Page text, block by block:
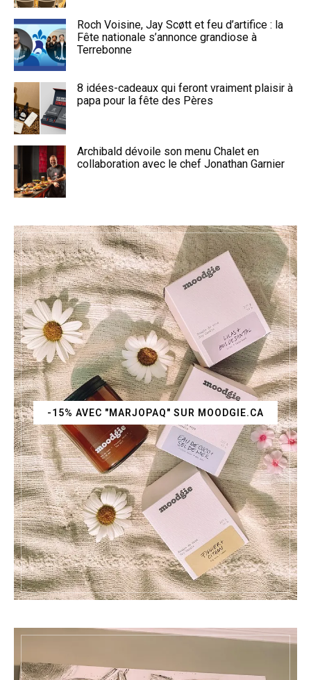
Roch Voisine, Jay Scøtt et feu d’artifice : la
Fête nationale s’annonce grandiose à
Terrebonne
8 idées-cadeaux qui feront vraiment plaisir à
papa pour la fête des Pères
Archibald dévoile son menu Chalet en
collaboration avec le chef Jonathan Garnier
-15% AVEC "MARJOPAQ" SUR MOODGIE.CA